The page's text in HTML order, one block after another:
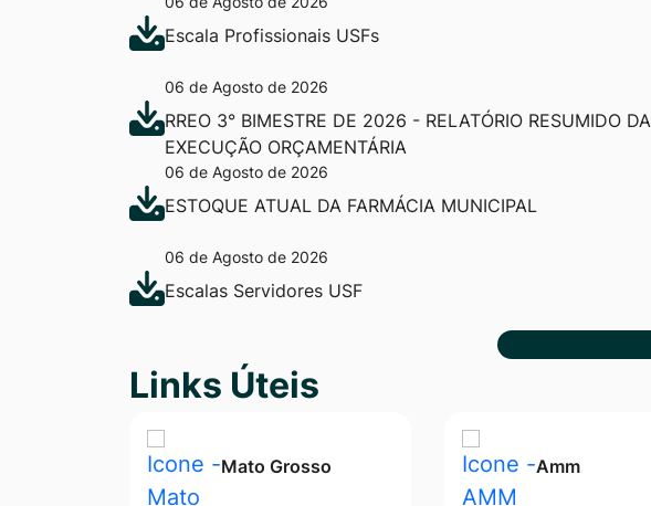
Escala Profissionais USFs
06 de Agosto de 2026
RREO 3° BIMESTRE DE 2026 - RELATÓRIO RESUMIDO DA
EXECUÇÃO ORÇAMENTÁRIA
06 de Agosto de 2026
ESTOQUE ATUAL DA FARMÁCIA MUNICIPAL
06 de Agosto de 2026
Escalas Servidores USF
Seção Links ÚteisLinks Úteis
Mato Grosso Amm